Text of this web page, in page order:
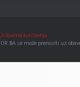
Uslovima korištenja
se može prenositi uz